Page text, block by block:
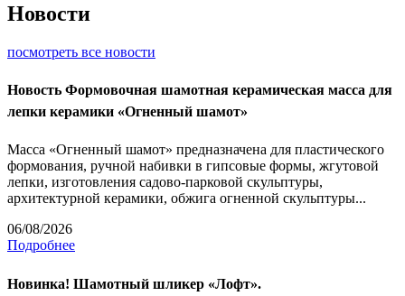
Новости
посмотреть все новости
Новость Формовочная шамотная керамическая масса для
лепки керамики «Огненный шамот»
Масса «Огненный шамот» предназначена для пластического
формования, ручной набивки в гипсовые формы, жгутовой
лепки, изготовления садово-парковой скульптуры,
архитектурной керамики, обжига огненной скульптуры...
06/08/2026
Подробнее
Новинка! Шамотный шликер «Лофт».